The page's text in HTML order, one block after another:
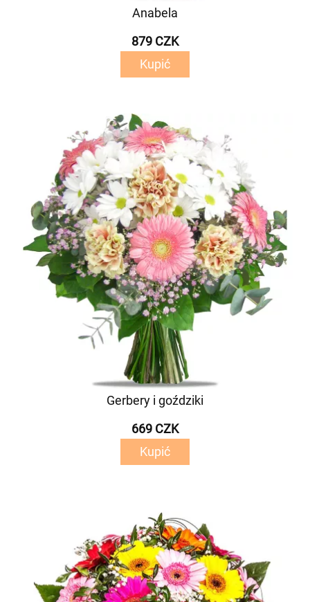
Anabela
879 CZK
Kupić
Gerbery i goździki
669 CZK
Kupić